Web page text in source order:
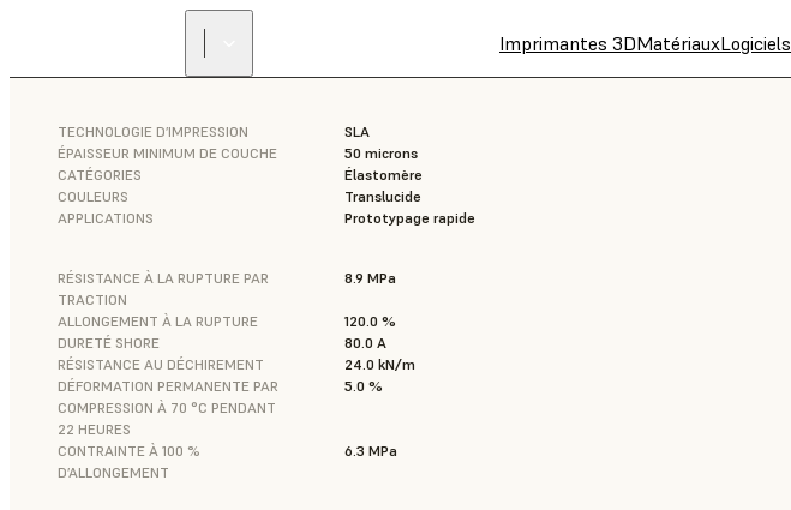
Imprimantes 3DMatériauxLogiciels
TECHNOLOGIE D’IMPRESSION
SLA
ÉPAISSEUR MINIMUM DE COUCHE
50 microns
CATÉGORIES
Élastomère
COULEURS
Translucide
APPLICATIONS
Prototypage rapide
RÉSISTANCE À LA RUPTURE PAR
TRACTION
8.9 MPa
ALLONGEMENT À LA RUPTURE
120.0 %
DURETÉ SHORE
80.0 A
RÉSISTANCE AU DÉCHIREMENT
24.0 kN/m
DÉFORMATION PERMANENTE PAR
COMPRESSION À 70 °C PENDANT
22 HEURES
5.0 %
CONTRAINTE À 100 %
D’ALLONGEMENT
6.3 MPa